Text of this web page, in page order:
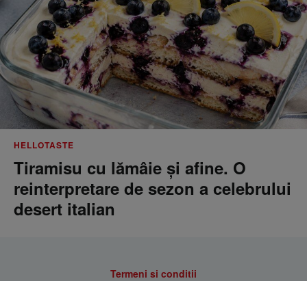
HELLOTASTE
Tiramisu cu lămâie și afine. O
reinterpretare de sezon a celebrului
desert italian
Termeni si conditii